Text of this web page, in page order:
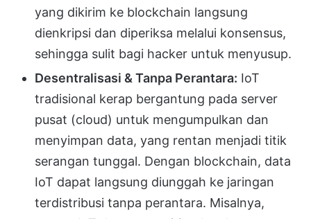
yang dikirim ke blockchain langsung
dienkripsi dan diperiksa melalui konsensus,
sehingga sulit bagi hacker untuk menyusup.
Desentralisasi & Tanpa Perantara: IoT
tradisional kerap bergantung pada server
pusat (cloud) untuk mengumpulkan dan
menyimpan data, yang rentan menjadi titik
serangan tunggal. Dengan blockchain, data
IoT dapat langsung diunggah ke jaringan
terdistribusi tanpa perantara. Misalnya,